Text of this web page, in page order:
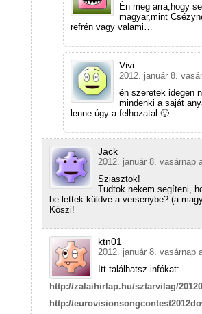
Én meg arra,hogy
magyar,mint
refrén vagy valami…
Vivi
2012. január 8.
én szeretek idegen
mindenki a saját
lenne úgy a felhozatal 🙂
Jack
2012. január 8. vasárnap
Sziasztok!
Tudtok nekem segíteni,
be lettek küldve a versenybe? (a
Köszi!
ktn01
2012. január 8. vasárnap
Itt találhatsz infókat:
http://zalaihirlap.hu/sztarvilag/
http://